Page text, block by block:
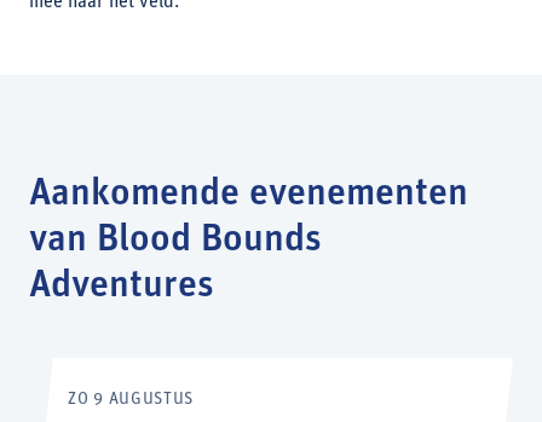
Aankomende evenementen
van Blood Bounds
Adventures
ZO 9 AUGUSTUS